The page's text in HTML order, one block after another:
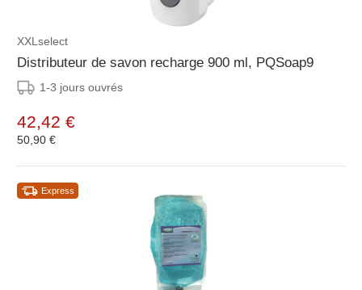
XXLselect
Distributeur de savon recharge 900 ml, PQSoap9
1-3 jours ouvrés
42,42 €
50,90 €
Express